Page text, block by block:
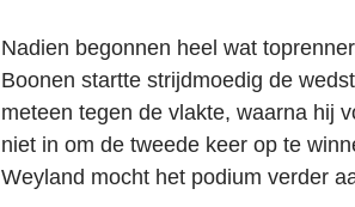
Nadien begonnen heel wat
Boonen startte strijdmoedig de
meteen tegen de vlakte, waarna hij
niet in om de tweede keer op te
Weyland mocht het podium verder